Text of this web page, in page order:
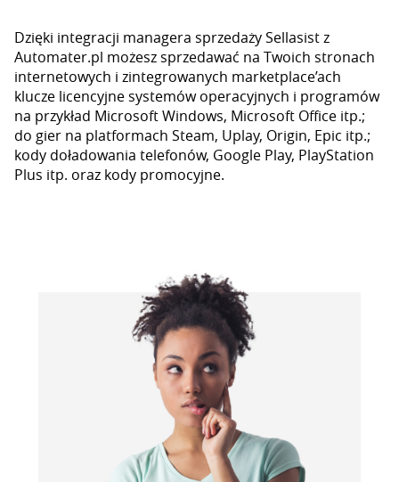
Dzięki integracji managera sprzedaży Sellasist z
Automater.pl możesz sprzedawać na Twoich stronach
internetowych i zintegrowanych marketplace’ach
klucze licencyjne systemów operacyjnych i programów
na przykład Microsoft Windows, Microsoft Office itp.;
do gier na platformach Steam, Uplay, Origin, Epic itp.;
kody doładowania telefonów, Google Play, PlayStation
Plus itp. oraz kody promocyjne.